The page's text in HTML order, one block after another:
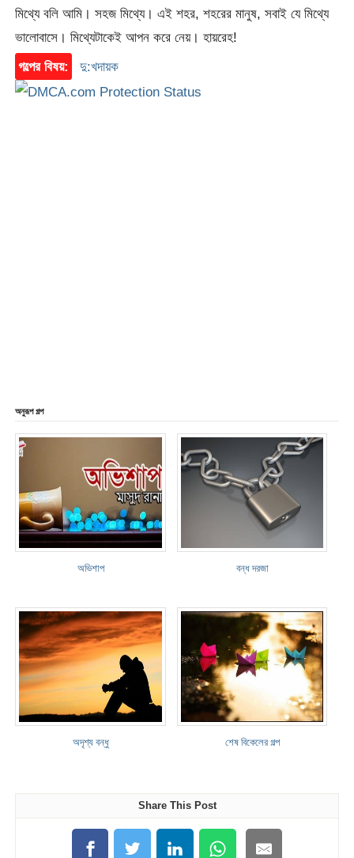
মিথ্যে বলি আমি। সহজ মিথ্যে। এই শহর, শহরের মানুষ, সবাই যে মিথ্যে
ভালোবাসে। মিথ্যেটাকেই আপন করে নেয়। হায়রেহ!
গল্পের বিষয়:
দু:খদায়ক
অনুরূপ গল্প
অভিশাপ বন্ধ দরজা
অদৃশ্য বন্ধু শেষ বিকেলের গল্প
Share This Post